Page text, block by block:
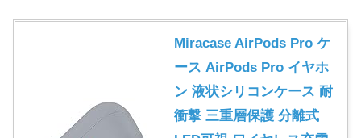
Miracase AirPods Pro ケ
ース AirPods Pro イヤホ
ン 液状シリコンケース 耐
衝撃 三重層保護 分離式